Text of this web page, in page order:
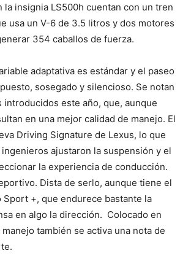
la insignia LS500h cuentan con un tren
usa un V-6 de 3.5 litros y dos motores
354 caballos de fuerza.
adaptativa es estándar y el paseo
sosegado y silencioso. Se notan
introducidos este año, que, aunque
en una mejor calidad de manejo. El
Driving Signature de Lexus, lo que
ajustaron la suspensión y el
la experiencia de conducción.
Dista de serlo, aunque tiene el
Sport +, que endurece bastante la
en algo la dirección. Colocado en
también se activa una nota de